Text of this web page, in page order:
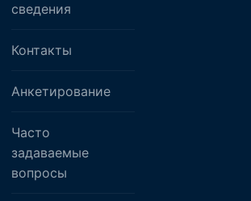
сведения
Контакты
Анкетирование
Часто
задаваемые
вопросы